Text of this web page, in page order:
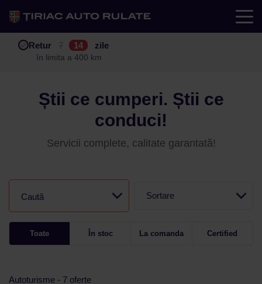
Test drive
Retur 14 zile
în limita a 400 km
Garanție 12 24
în limita a 25.000 km
Buy back
Știi ce cumperi. Știi ce
conduci!
Servicii complete, calitate garantată!
Caută Sortare
Toate În stoc La comanda Certified
Autoturisme - 7 oferte